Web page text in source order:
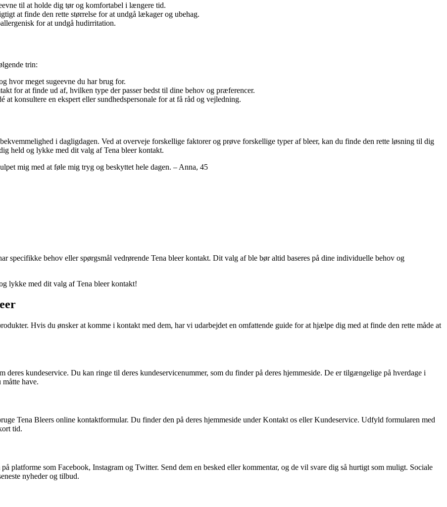
til at holde dig tør og komfortabel i længere tid.
at finde den rette størrelse for at undgå lækager og ubehag.
for at undgå hudirritation.
trin:
hvor meget sugeevne du har brug for.
for at finde ud af, hvilken type der passer bedst til dine behov og præferencer.
konsultere en ekspert eller sundhedspersonale for at få råd og vejledning.
i dagligdagen. Ved at overveje forskellige faktorer og prøve forskellige typer af bleer, kan du finde den rette løsning til dig
held og lykke med dit valg af Tena bleer kontakt.
mig med at føle mig tryg og beskyttet hele dagen. – Anna, 45
specifikke behov eller spørgsmål vedrørende Tena bleer kontakt. Dit valg af ble bør altid baseres på dine individuelle behov og
lykke med dit valg af Tena bleer kontakt!
Hvis du ønsker at komme i kontakt med dem, har vi udarbejdet en omfattende guide for at hjælpe dig med at finde den rette måde at
deres kundeservice. Du kan ringe til deres kundeservicenummer, som du finder på deres hjemmeside. De er tilgængelige på hverdage i
have.
Tena Bleers online kontaktformular. Du finder den på deres hjemmeside under Kontakt os eller Kundeservice. Udfyld formularen med
tid.
platforme som Facebook, Instagram og Twitter. Send dem en besked eller kommentar, og de vil svare dig så hurtigt som muligt. Sociale
nyheder og tilbud.